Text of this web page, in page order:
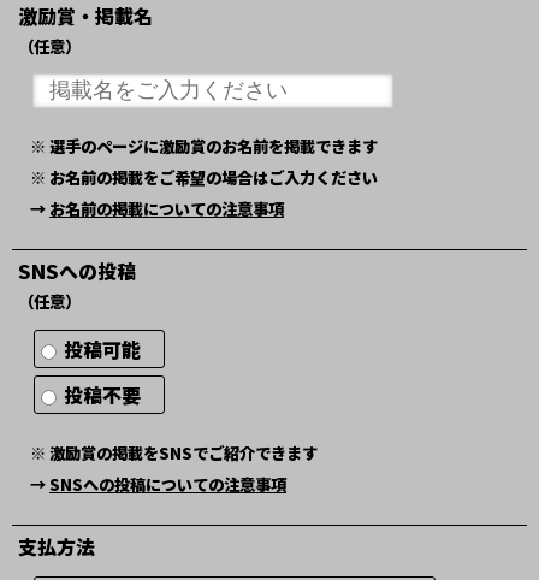
激励賞・掲載名
（任意）
※ 選手のページに激励賞のお名前を掲載できます
※ お名前の掲載をご希望の場合はご入力ください
→ お名前の掲載についての注意事項
SNSへの投稿
（任意）
投稿可能
投稿不要
※ 激励賞の掲載をSNSでご紹介できます
→SNSへの投稿についての注意事項
支払方法